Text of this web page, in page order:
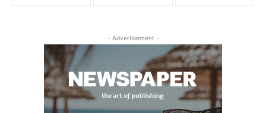
- Advertisement -